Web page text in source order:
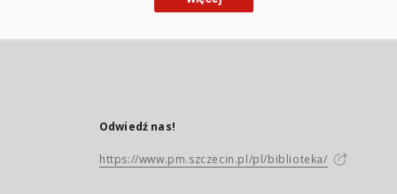
Odwiedź nas!
https://www.pm.szczecin.pl/pl/biblioteka/